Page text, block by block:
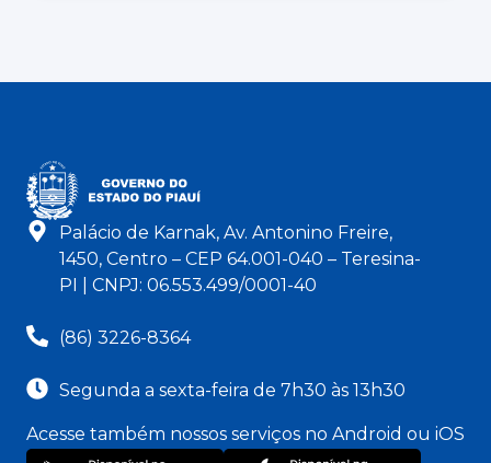
Palácio de Karnak, Av. Antonino Freire,
1450, Centro – CEP 64.001-040 – Teresina-
PI | CNPJ: 06.553.499/0001-40
(86) 3226-8364
Segunda a sexta-feira de 7h30 às 13h30
Acesse também nossos serviços no Android ou iOS